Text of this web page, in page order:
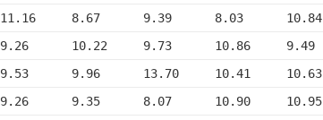
11.16     8.67      9.39      8.03      10.84
9.26      10.22     9.73      10.86     9.49
9.53      9.96      13.70     10.41     10.63
9.26      9.35      8.07      10.90     10.95